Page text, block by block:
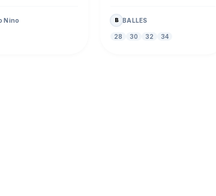
Nino B BALLES
28 30 32 34